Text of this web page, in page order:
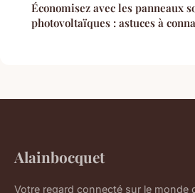
Économisez avec les panneaux
photovoltaïques : astuces à
Alainbocquet
Votre regard connecté sur le monde